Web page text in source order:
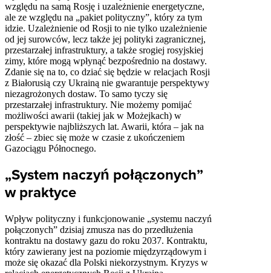
względu na samą Rosję i uzależnienie energetyczne,
ale ze względu na „pakiet polityczny”, który za tym
idzie. Uzależnienie od Rosji to nie tylko uzależnienie
od jej surowców, lecz także jej polityki zagranicznej,
przestarzałej infrastruktury, a także srogiej rosyjskiej
zimy, które mogą wpłynąć bezpośrednio na dostawy.
Zdanie się na to, co dziać się będzie w relacjach Rosji
z Białorusią czy Ukrainą nie gwarantuje perspektywy
niezagrożonych dostaw. To samo tyczy się
przestarzałej infrastruktury. Nie możemy pomijać
możliwości awarii (takiej jak w Możejkach) w
perspektywie najbliższych lat. Awarii, która – jak na
złość – zbiec się może w czasie z ukończeniem
Gazociągu Północnego.
„System naczyń połączonych”
w praktyce
Wpływ polityczny i funkcjonowanie „systemu naczyń
połączonych” dzisiaj zmusza nas do przedłużenia
kontraktu na dostawy gazu do roku 2037. Kontraktu,
który zawierany jest na poziomie międzyrządowym i
może się okazać dla Polski niekorzystnym. Kryzys w